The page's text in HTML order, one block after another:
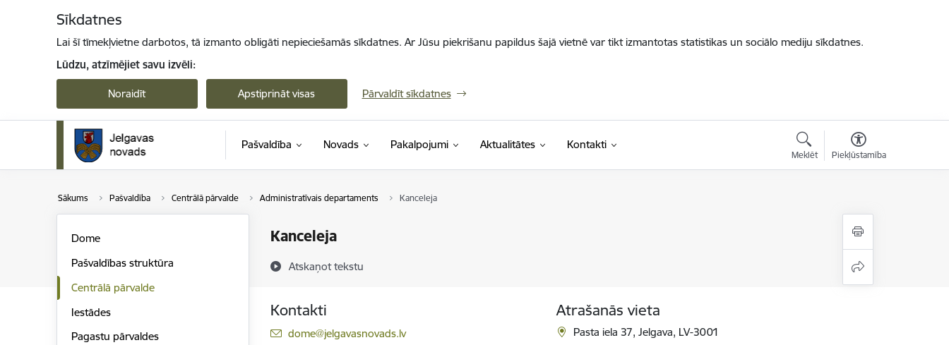
Sīkdatnes
Lai šī tīmekļvietne darbotos, tā izmanto obligāti nepieciešamās sīkdatnes. Ar Jūsu piekrišanu papildus šajā vietnē var tikt izmantotas statistikas un sociālo mediju sīkdatnes.
Lūdzu, atzīmējiet savu izvēli:
Noraidīt Apstiprināt visas Pārvaldīt sīkdatnes
Pašvaldība Novads Pakalpojumi Aktualitātes Kontakti
Meklēt Piekļūstamība
Sākums Pašvaldība Centrālā pārvalde Administratīvais departaments Kanceleja
Kanceleja
Atskaņot tekstu
Dome
Pašvaldības struktūra
Centrālā pārvalde
Iestādes
Pagastu pārvaldes
Kontakti
E-pasts:
dome@jelgavasnovads.lv
Atrašanās vieta
Pasta iela 37, Jelgava, LV-3001